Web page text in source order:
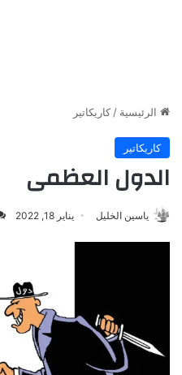
الرئيسية / كاريكاتير
كاريكاتير
الدول العظمى
ياسين الخليل يناير 18, 2022